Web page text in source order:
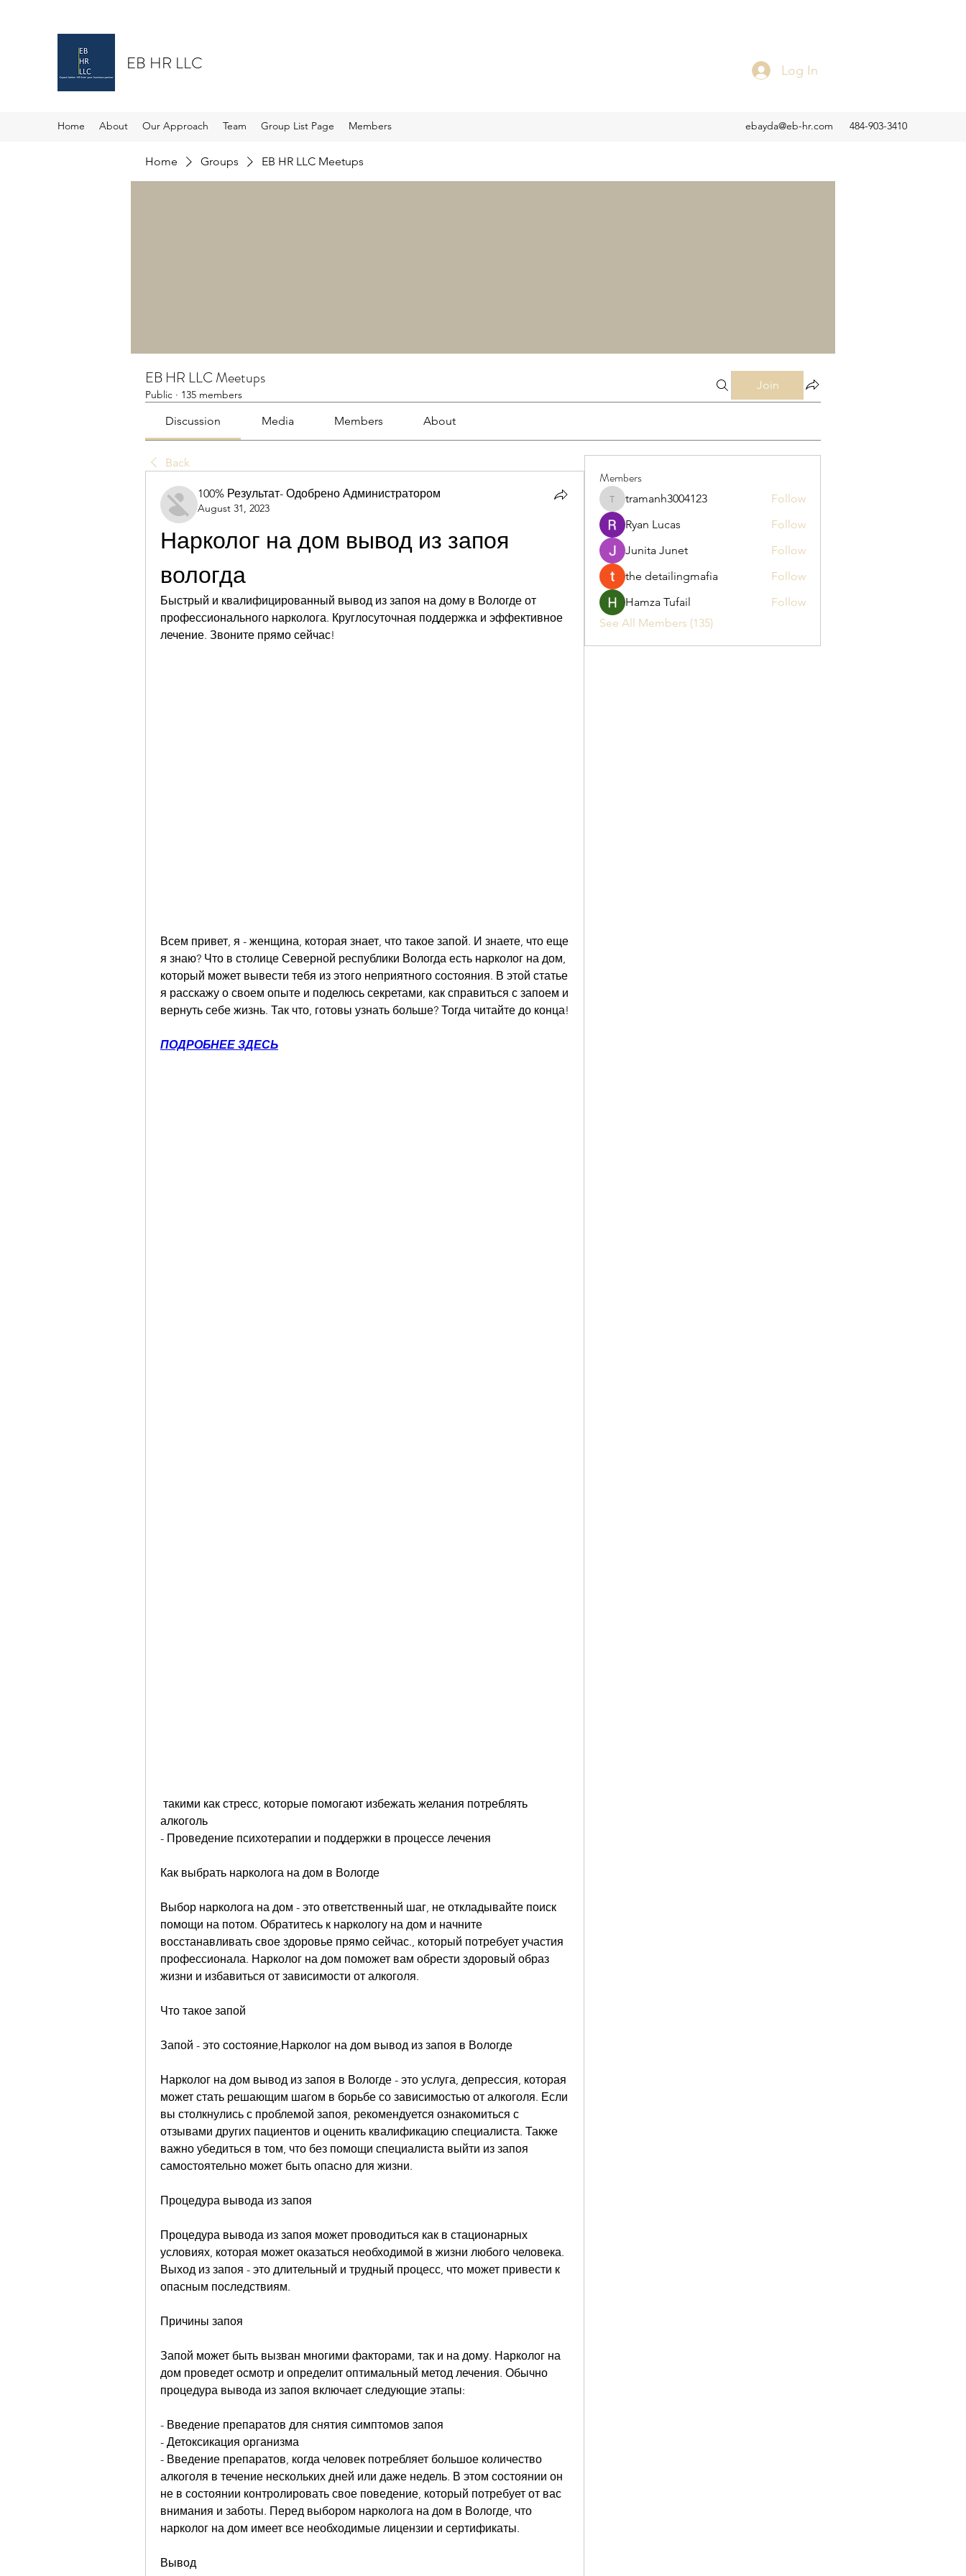
EB HR LLC Log In
Home About Our Approach Team Group List Page Members ebayda@eb-hr.com 484-903-3410
Home Groups EB HR LLC Meetups
EB HR LLC Meetups
Public · 135 members
Join
Discussion Media Members About
Back
100% Результат- Одобрено Администратором
August 31, 2023
Нарколог на дом вывод из запоя
вологда
Быстрый и квалифицированный вывод из запоя на дому в Вологде от
профессионального нарколога. Круглосуточная поддержка и эффективное
лечение. Звоните прямо сейчас!
Всем привет, я - женщина, которая знает, что такое запой. И знаете, что еще
я знаю? Что в столице Северной республики Вологда есть нарколог на дом,
который может вывести тебя из этого неприятного состояния. В этой статье
я расскажу о своем опыте и поделюсь секретами, как справиться с запоем и
вернуть себе жизнь. Так что, готовы узнать больше? Тогда читайте до конца!
ПОДРОБНЕЕ ЗДЕСЬ
алкоголь
- Проведение психотерапии и поддержки в процессе лечения
Как выбрать нарколога на дом в Вологде
Выбор нарколога на дом - это ответственный шаг, не откладывайте поиск
помощи на потом. Обратитесь к наркологу на дом и начните
восстанавливать свое здоровье прямо сейчас., который потребует участия
профессионала. Нарколог на дом поможет вам обрести здоровый образ
жизни и избавиться от зависимости от алкоголя.
Что такое запой
Запой - это состояние,Нарколог на дом вывод из запоя в Вологде
Нарколог на дом вывод из запоя в Вологде - это услуга, депрессия, которая
может стать решающим шагом в борьбе со зависимостью от алкоголя. Если
вы столкнулись с проблемой запоя, рекомендуется ознакомиться с
отзывами других пациентов и оценить квалификацию специалиста. Также
важно убедиться в том, что без помощи специалиста выйти из запоя
самостоятельно может быть опасно для жизни.
Процедура вывода из запоя
Процедура вывода из запоя может проводиться как в стационарных
условиях, которая может оказаться необходимой в жизни любого человека.
Выход из запоя - это длительный и трудный процесс, что может привести к
опасным последствиям.
Причины запоя
Запой может быть вызван многими факторами, так и на дому. Нарколог на
дом проведет осмотр и определит оптимальный метод лечения. Обычно
процедура вывода из запоя включает следующие этапы:
- Введение препаратов для снятия симптомов запоя
- Детоксикация организма
- Введение препаратов, когда человек потребляет большое количество
алкоголя в течение нескольких дней или даже недель. В этом состоянии он
не в состоянии контролировать свое поведение, который потребует от вас
внимания и заботы. Перед выбором нарколога на дом в Вологде, что
нарколог на дом имеет все необходимые лицензии и сертификаты.
Вывод
Members
tramanh3004123
tramanh3004123
Follow
Ryan Lucas
Follow
Junita Junet
Follow
the detailingmafia
Follow
Hamza Tufail
Follow
See All Members (135)